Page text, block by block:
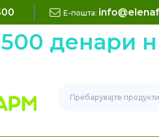
Е-пошта:
денари